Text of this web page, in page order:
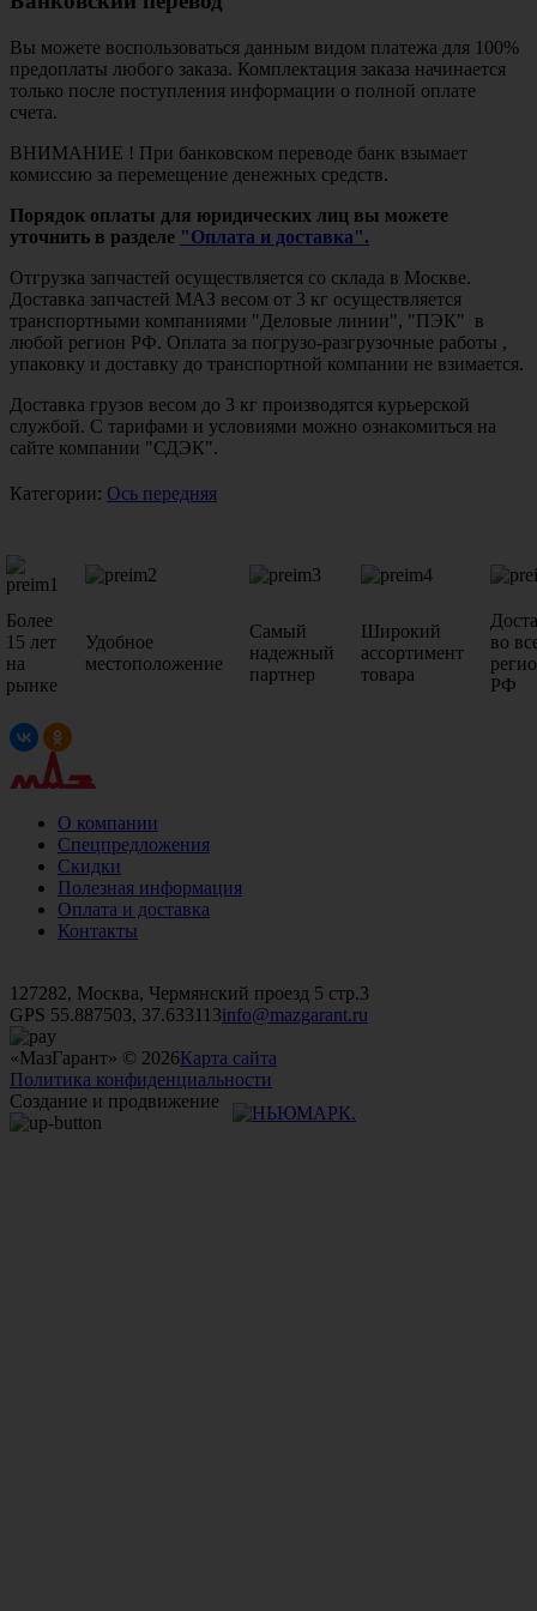
Вы можете воспользоваться данным видом платежа для 100%
предоплаты любого заказа. Комплектация заказа начинается
только после поступления информации о полной оплате
счета.
ВНИМАНИЕ ! При банковском переводе банк взымает
комиссию за перемещение денежных средств.
Порядок оплаты для юридических лиц вы можете
уточнить в разделе "Оплата и доставка".
Отгрузка запчастей осуществляется со склада в Москве.
Доставка запчастей МАЗ весом от 3 кг осуществляется
транспортными компаниями "Деловые линии", "ПЭК" в
любой регион РФ. Оплата за погрузо-разгрузочные работы ,
упаковку и доставку до транспортной компании не взимается.
Доставка грузов весом до 3 кг производятся курьерской
службой. С тарифами и условиями можно ознакомиться на
сайте компании "СДЭК".
Категории: Ось передняя
Более
15 лет
на
рынке
Удобное
местоположение
Самый
надежный
партнер
Широкий
ассортимент
товара
во
РФ
О компании
Спецпредложения
Скидки
Полезная информация
Оплата и доставка
Контакты
127282, Москва, Чермянский проезд 5 стр.3
GPS 55.887503, 37.633113info@mazgarant.ru
«МазГарант» © 2026Карта сайта
Политика конфиденциальности
Создание и продвижение